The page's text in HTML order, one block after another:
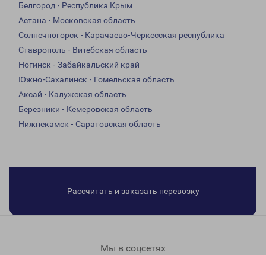
Белгород - Республика Крым
Астана - Московская область
Солнечногорск - Карачаево-Черкесская республика
Ставрополь - Витебская область
Ногинск - Забайкальский край
Южно-Сахалинск - Гомельская область
Аксай - Калужская область
Березники - Кемеровская область
Нижнекамск - Саратовская область
Рассчитать и заказать перевозку
Мы в соцсетях